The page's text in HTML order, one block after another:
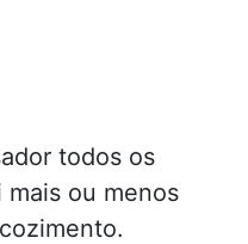
todos os
ou menos